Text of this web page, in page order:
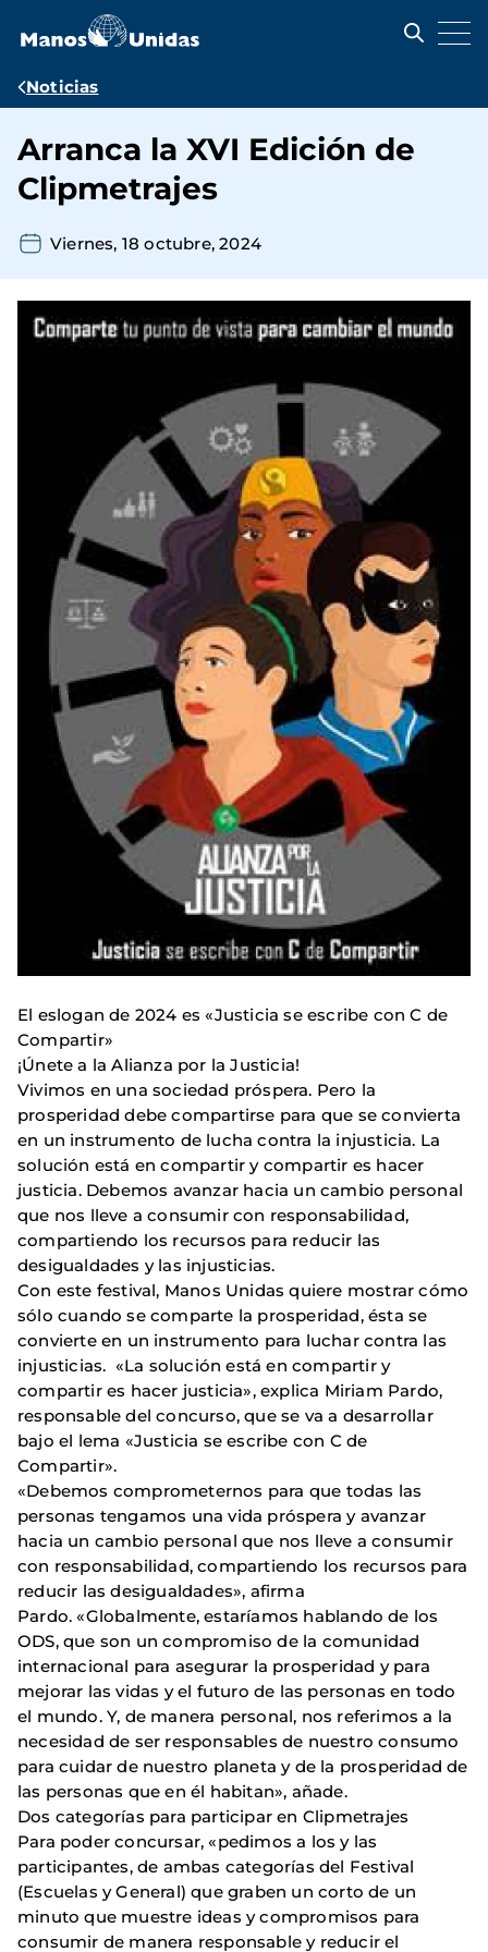
contenido
Ruta
navegación
Noticias
Arranca la XVI Edición de
Clipmetrajes
Viernes, 18 octubre, 2024
El eslogan de 2024 es «Justicia se escribe con C de
Compartir»
¡Únete a la Alianza por la Justicia!
Vivimos en una sociedad próspera. Pero la
prosperidad debe compartirse para que se convierta
en un instrumento de lucha contra la injusticia. La
solución está en compartir y compartir es hacer
justicia. Debemos avanzar hacia un cambio personal
que nos lleve a consumir con responsabilidad,
compartiendo los recursos para reducir las
desigualdades y las injusticias.
Con este festival, Manos Unidas quiere mostrar cómo
sólo cuando se comparte la prosperidad, ésta se
convierte en un instrumento para luchar contra las
injusticias. «La solución está en compartir y
compartir es hacer justicia», explica Miriam Pardo,
responsable del concurso, que se va a desarrollar
bajo el lema «Justicia se escribe con C de
Compartir».
«Debemos comprometernos para que todas las
personas tengamos una vida próspera y avanzar
hacia un cambio personal que nos lleve a consumir
con responsabilidad, compartiendo los recursos para
reducir las desigualdades», afirma
Pardo. «Globalmente, estaríamos hablando de los
ODS, que son un compromiso de la comunidad
internacional para asegurar la prosperidad y para
mejorar las vidas y el futuro de las personas en todo
el mundo. Y, de manera personal, nos referimos a la
necesidad de ser responsables de nuestro consumo
para cuidar de nuestro planeta y de la prosperidad de
las personas que en él habitan», añade.
Dos categorías para participar en Clipmetrajes
Para poder concursar, «pedimos a los y las
participantes, de ambas categorías del Festival
(Escuelas y General) que graben un corto de un
minuto que muestre ideas y compromisos para
consumir de manera responsable y reducir el